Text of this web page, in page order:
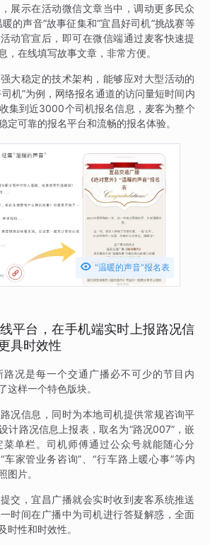
展示在活动微信文章当中，调动更多民众
的声音”故事征集和“宜昌好司机”挑战赛等
动官宣后，即可在微信端通过麦客快速提
，在线填写故事文章，非常方便。
大稳定的技术架构，能够应对大型活动的
机”为例，网络报名通道的访问量短时间内
集到近3000个司机报名信息，麦客为整个
定可靠的报名平台和流畅的报名体验。
 “温暖的声音”报名表
平台，在手机端实时上报路况信
具时效性
路况是每一个交通广播必不可少的节目内
这样一个特色版块。
况信息，同时为本地司机提供常规咨询平
计路况信息上报表，取名为“路况007”，嵌
菜单栏。司机师傅通过公众号就能随心分
车家管业务咨询”、“行车路上暖心事”等内
图片。
交，宜昌广播就会实时收到麦客系统推送
时间在广播中为司机进行答疑解惑，全面
时性和时效性。